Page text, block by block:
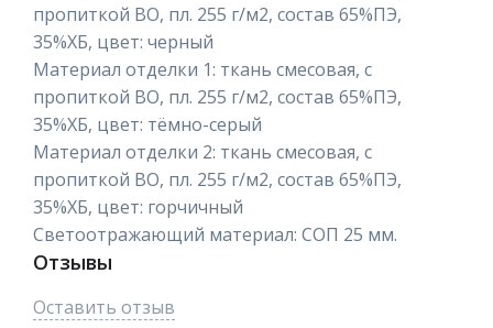
пропиткой ВО, пл. 255 г/м2, состав 65%ПЭ,
35%ХБ, цвет: черный
Материал отделки 1: ткань смесовая, с
пропиткой ВО, пл. 255 г/м2, состав 65%ПЭ,
35%ХБ, цвет: тёмно-серый
Материал отделки 2: ткань смесовая, с
пропиткой ВО, пл. 255 г/м2, состав 65%ПЭ,
35%ХБ, цвет: горчичный
Светоотражающий материал: СОП 25 мм.
Отзывы
Оставить отзыв